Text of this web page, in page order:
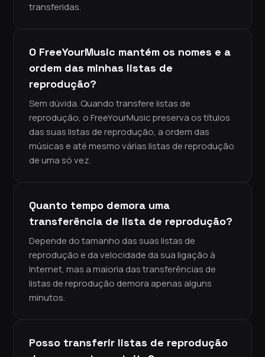
transferidas.
O FreeYourMusic mantém os nomes e a
ordem das minhas listas de
reprodução?
Sem dúvida. Quando transfere listas de
reprodução, o FreeYourMusic preserva os títulos
das suas listas de reprodução, a ordem das
músicas e até mesmo várias listas de reprodução
de uma só vez.
Quanto tempo demora uma
transferência de lista de reprodução?
Depende do tamanho das suas listas de
reprodução e da velocidade da sua ligação à
Internet, mas a maioria das transferências de
listas de reprodução demora apenas alguns
minutos.
Posso transferir listas de reprodução